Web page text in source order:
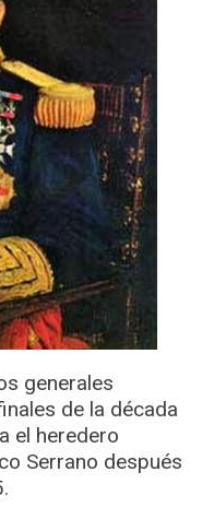
generales
de la década
el heredero
Serrano después